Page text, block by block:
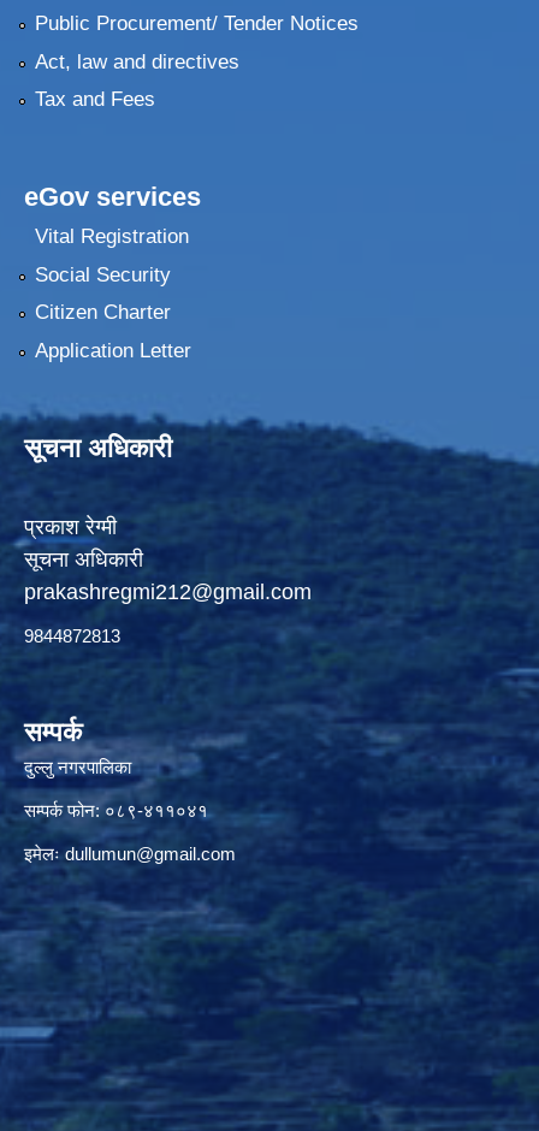
Public Procurement/ Tender Notices
Act, law and directives
Tax and Fees
eGov services
Vital Registration
Social Security
Citizen Charter
Application Letter
सूचना अधिकारी
प्रकाश रेग्मी
सूचना अधिकारी
prakashregmi212@gmail.com
9844872813
सम्पर्क
दुल्लु नगरपालिका
सम्पर्क फोन: ०८९-४११०४१
इमेलःdullumun@gmail.com